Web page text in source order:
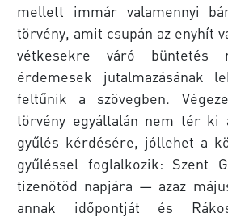
mellett immár valamennyi
törvény, amit csupán az enyhít
vétkesekre váró
érdemesek jutalmazásának
feltűnik a szövegben.
törvény egyáltalán nem tér ki
gyűlés kérdésére, jóllehet a
gyűléssel foglalkozik: Szent
tizenötöd napjára — azaz
annak időpontját és